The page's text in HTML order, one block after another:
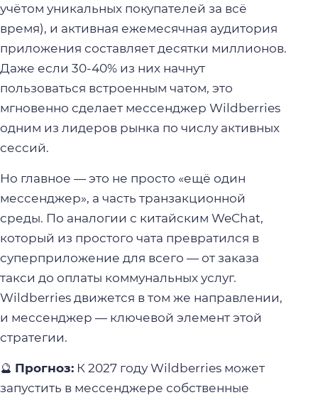
учётом уникальных покупателей за всё
время), и активная ежемесячная аудитория
приложения составляет десятки миллионов.
Даже если 30-40% из них начнут
пользоваться встроенным чатом, это
мгновенно сделает мессенджер Wildberries
одним из лидеров рынка по числу активных
сессий.
Но главное — это не просто «ещё один
мессенджер», а часть транзакционной
среды. По аналогии с китайским WeChat,
который из простого чата превратился в
суперприложение для всего — от заказа
такси до оплаты коммунальных услуг.
Wildberries движется в том же направлении,
и мессенджер — ключевой элемент этой
стратегии.
🔮 Прогноз: К 2027 году Wildberries может
запустить в мессенджере собственные